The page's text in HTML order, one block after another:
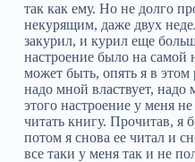
так как ему. Но не долго
некурящим, даже двух
закурил, и курил еще
настроение было на самой
может быть, опять я в
надо мной властвует, надо
этого настроение у меня
читать книгу. Прочитав, я
потом я снова ее читал и
все таки у меня так и не